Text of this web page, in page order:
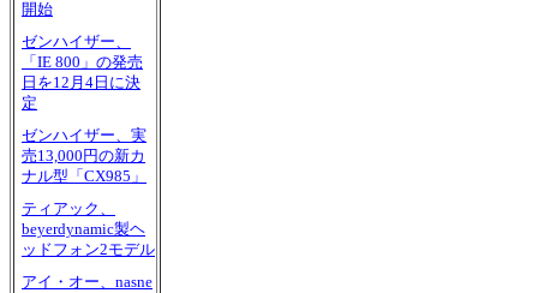
開始
ゼンハイザー、
「IE 800」の発売
日を12月4日に決
定
ゼンハイザー、実
売13,000円の新カ
ナル型「CX985」
ティアック、
beyerdynamic製ヘ
ッドフォン2モデル
アイ・オー、nasne